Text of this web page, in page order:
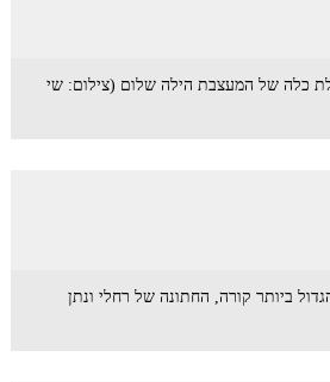
כלה של המעצבת הילה שלום (צילום: שי
ביותר קורה, החתונה של רחלי ונתן